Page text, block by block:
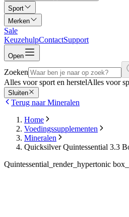
Sport
Merken
Sale
KeuzehulpContactSupport
Open
Zoeken
Alles voor sport en herstelAlles voor
Sluiten
Terug naar Mineralen
Home
Voedingssupplementen
Mineralen
Quicksilver Quintessential 3.3
Quintessential_render_hypertonic